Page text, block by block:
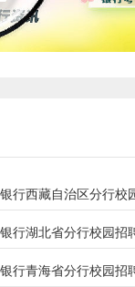
行西藏自治区分行校
行湖北省分行校园招
行青海省分行校园招